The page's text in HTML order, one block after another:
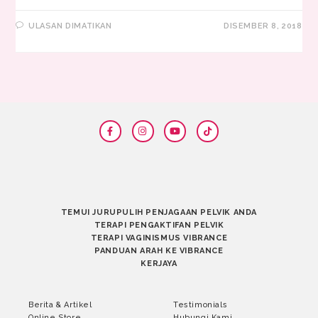
ULASAN DIMATIKAN DISEMBER 8, 2018
TEMUI JURUPULIH PENJAGAAN PELVIK ANDA
TERAPI PENGAKTIFAN PELVIK
TERAPI VAGINISMUS VIBRANCE
PANDUAN ARAH KE VIBRANCE
KERJAYA
Berita & Artikel
Testimonials